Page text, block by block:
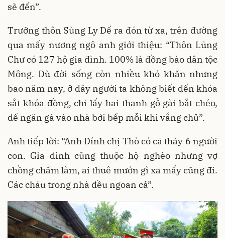
sẽ đến”.
Trưởng thôn Sùng Ly Dế ra đón từ xa, trên đường
qua mấy nương ngô anh giới thiệu: “Thôn Lủng
Chư có 127 hộ gia đình. 100% là đồng bào dân tộc
Mông. Dù đời sống còn nhiều khó khăn nhưng
bao năm nay, ở đây người ta không biết đến khóa
sắt khóa đồng, chỉ lấy hai thanh gỗ gài bắt chéo,
để ngăn gà vào nhà bới bếp mỗi khi vắng chủ”.
Anh tiếp lời: “Anh Dính chị Thò có cả thảy 6 người
con. Gia đình cũng thuộc hộ nghèo nhưng vợ
chồng chăm làm, ai thuê mướn gì xa mấy cũng đi.
Các cháu trong nhà đều ngoan cả”.